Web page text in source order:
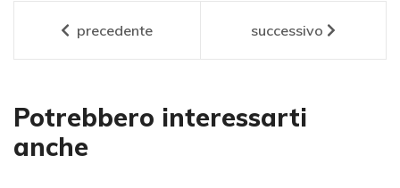
precedente successivo
Potrebbero interessarti
anche